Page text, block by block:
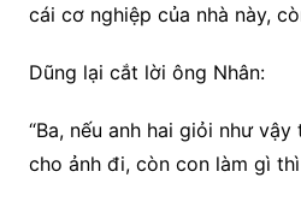
cái cơ nghiệp của nhà này,
Dũng lại cắt lời ông Nhân:
“Ba, nếu anh hai giỏi như
cho ảnh đi, còn con làm gì thì